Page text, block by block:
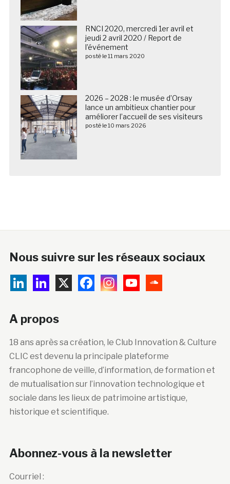
RNCI 2020, mercredi 1er avril et
jeudi 2 avril 2020 / Report de
l’événement
posté le 11 mars 2020
2026 – 2028 : le musée d’Orsay
lance un ambitieux chantier pour
améliorer l’accueil de ses visiteurs
posté le 10 mars 2026
Nous suivre sur les réseaux sociaux
A propos
18 ans après sa création, le Club Innovation & Culture
CLIC est devenu la principale plateforme
francophone de veille, d’information, de formation et
de mutualisation sur l’innovation technologique et
sociale dans les lieux de patrimoine artistique,
historique et scientifique.
Abonnez-vous à la newsletter
Courriel :